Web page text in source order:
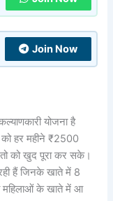
Join Now
योजना है
हर महीने ₹2500
को खुद पूरा कर सके।
हैं जिनके खाते में 8
महिलाओं के खाते में आ